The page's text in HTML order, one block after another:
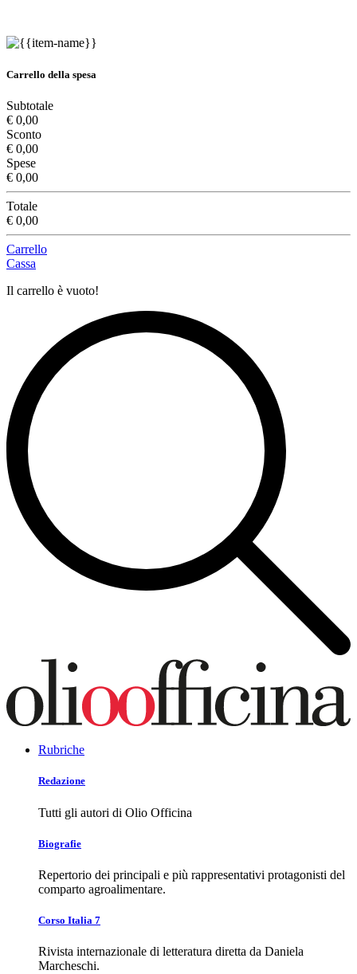
Carrello della spesa
Subtotale
€ 0,00
Sconto
€ 0,00
Spese
€ 0,00
Totale
€ 0,00
Carrello
Cassa
Il carrello è vuoto!
Rubriche
Redazione
Tutti gli autori di Olio Officina
Biografie
Repertorio dei principali e più rappresentativi protagonisti del
comparto agroalimentare.
Corso Italia 7
Rivista internazionale di letteratura diretta da Daniela
Marcheschi.